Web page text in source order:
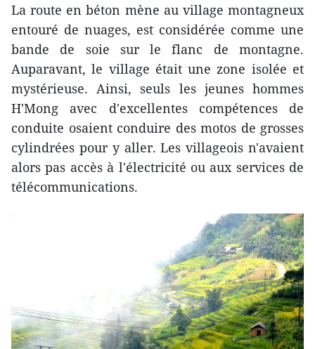
La route en béton mène au village montagneux
entouré de nuages, est considérée comme une
bande de soie sur le flanc de montagne.
Auparavant, le village était une zone isolée et
mystérieuse. Ainsi, seuls les jeunes hommes
H'Mong avec d'excellentes compétences de
conduite osaient conduire des motos de grosses
cylindrées pour y aller. Les villageois n'avaient
alors pas accès à l'électricité ou aux services de
télécommunications.